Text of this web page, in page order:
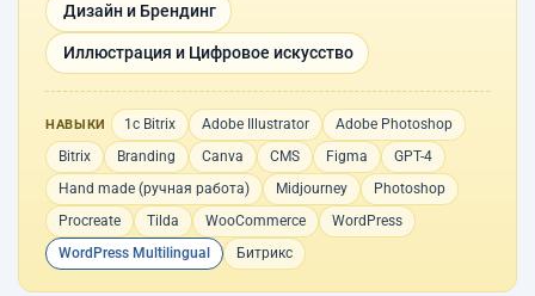
Дизайн и Брендинг
Иллюстрация и Цифровое искусство
НАВЫКИ 1с Bitrix Adobe Illustrator
Adobe Photoshop
Bitrix
Branding Canva CMS Figma
GPT-4
Hand made (ручная работа)
Midjourney
Photoshop
Procreate
Tilda WooCommerce
WordPress
WordPress Multilingual
Битрикс